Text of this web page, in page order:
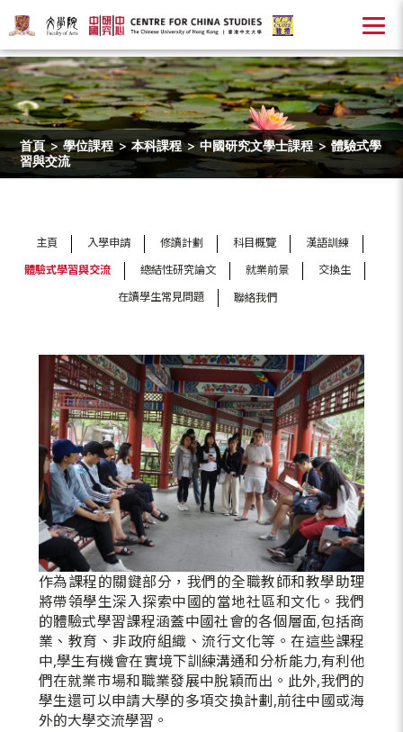
首頁 > 學位課程 > 本科課程 > 中國研究文學士課程 > 體驗式學
習與交流
主頁 入學申請 修讀計劃 科目概覽
漢語訓練
體驗式學習與交流
總結性研究論文 就業前景
交換生
在讀學生常見問題
聯絡我們
作為課程的關鍵部分，我們的全職教師和教學助理
將帶領學生深入探索中國的當地社區和文化。我們
的體驗式學習課程涵蓋中國社會的各個層面,包括商
業、教育、非政府組織、流行文化等。在這些課程
中,學生有機會在實境下訓練溝通和分析能力,有利他
們在就業市場和職業發展中脫穎而出。此外,我們的
學生還可以申請大學的多項交換計劃,前往中國或海
外的大學交流學習。